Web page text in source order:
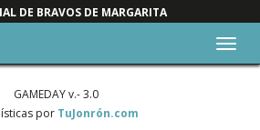
DE BRAVOS DE MARGARITA
GAMEDAY v.- 3.0
por TuJonrón.com